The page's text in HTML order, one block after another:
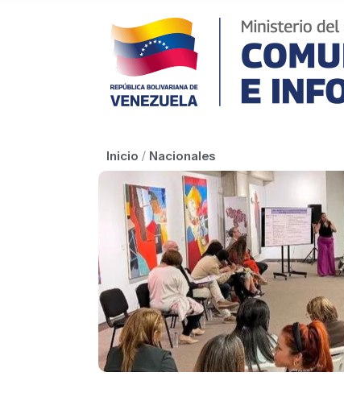
Inicio / Nacionales